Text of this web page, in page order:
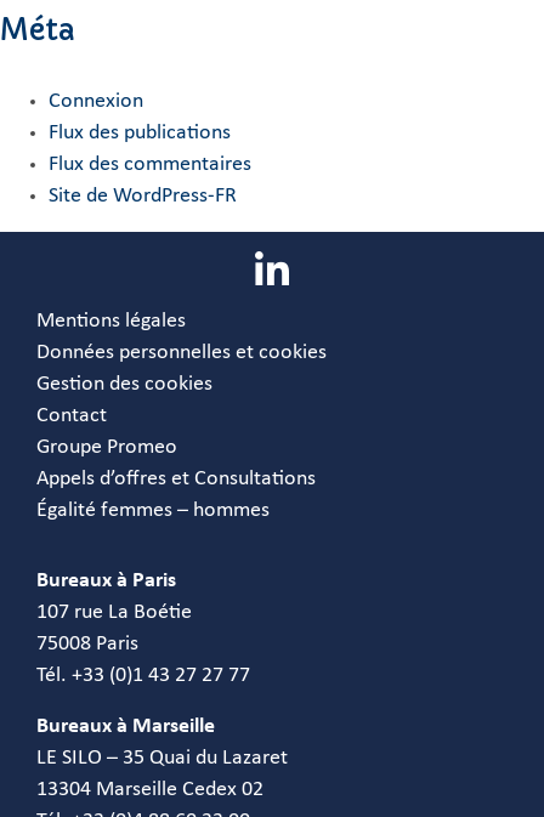
Méta
Connexion
Flux des publications
Flux des commentaires
Site de WordPress-FR
Mentions légales
Données personnelles et cookies
Gestion des cookies
Contact
Groupe Promeo
Appels d’offres et Consultations
Égalité femmes – hommes
Bureaux à Paris
107 rue La Boétie
75008 Paris
Tél. +33 (0)1 43 27 27 77
Bureaux à Marseille
LE SILO – 35 Quai du Lazaret
13304 Marseille Cedex 02